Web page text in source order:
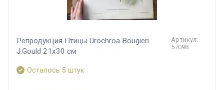
Репродукция Птицы Urochroa Bougieri
J.Gould 21х30 см
Артикул:
57098
Осталось 5 штук